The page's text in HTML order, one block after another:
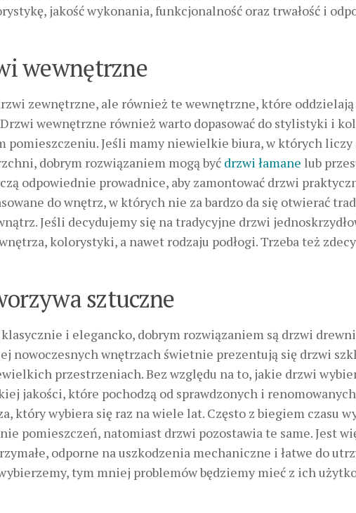
jakość wykonania, funkcjonalność oraz trwałość i
wewnętrzne
zewnętrzne, ale również te wewnętrzne, które oddzielają
wewnętrzne również warto dopasować do stylistyki i
pomieszczeniu. Jeśli mamy niewielkie biura, w których liczy
dobrym rozwiązaniem mogą być drzwi łamane lub
odpowiednie prowadnice, aby zamontować drzwi
do wnętrz, w których nie za bardzo da się otwierać
Jeśli decydujemy się na tradycyjne drzwi
kolorystyki, a nawet rodzaju podłogi. Trzeba też
sztuczne
i elegancko, dobrym rozwiązaniem są drzwi
nowoczesnych wnętrzach świetnie prezentują się drzwi
przestrzeniach. Bez względu na to, jakie drzwi
jakości, które pochodzą od sprawdzonych i
który wybiera się raz na wiele lat. Często z biegiem czasu
pomieszczeń, natomiast drzwi pozostawia te same. Jest
odporne na uszkodzenia mechaniczne i łatwe do
tym mniej problemów będziemy mieć z ich